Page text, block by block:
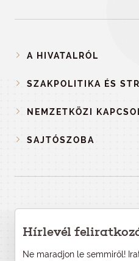
A HIVATALRÓL
SZAKPOLITIKA ÉS
NEMZETKÖZI
SAJTÓSZOBA
Hírlevél
Ne maradjon le semmiről!